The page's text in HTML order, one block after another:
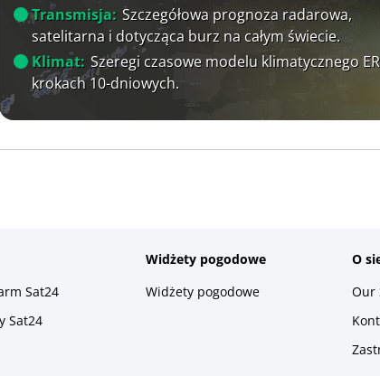
Transmisja: Szczegółowa prognoza radarowa,
satelitarna i dotycząca burz na całym świecie.
Klimat: Szeregi czasowe modelu klimatycznego
krokach 10-dniowych.
Sat24
Sat24
Widżety pogodowe
Widżety pogodowe
O
Our